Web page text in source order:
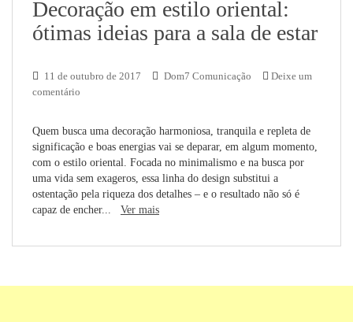
Decoração em estilo oriental:
ótimas ideias para a sala de estar
11 de outubro de 2017 Dom7 Comunicação
Deixe um
comentário
Quem busca uma decoração harmoniosa, tranquila e repleta de
significação e boas energias vai se deparar, em algum momento,
com o estilo oriental. Focada no minimalismo e na busca por
uma vida sem exageros, essa linha do design substitui a
ostentação pela riqueza dos detalhes – e o resultado não só é
capaz de encher... Ver mais